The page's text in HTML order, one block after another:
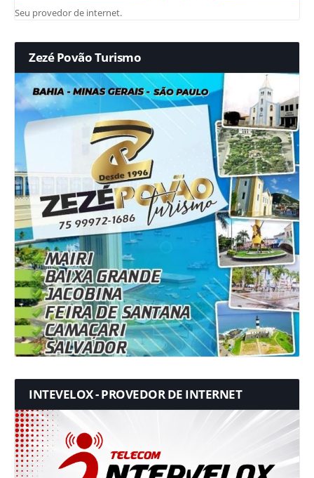
Seu provedor de internet.
Zezé Povão Turismo
INTEVELOX - PROVEDOR DE INTERNET